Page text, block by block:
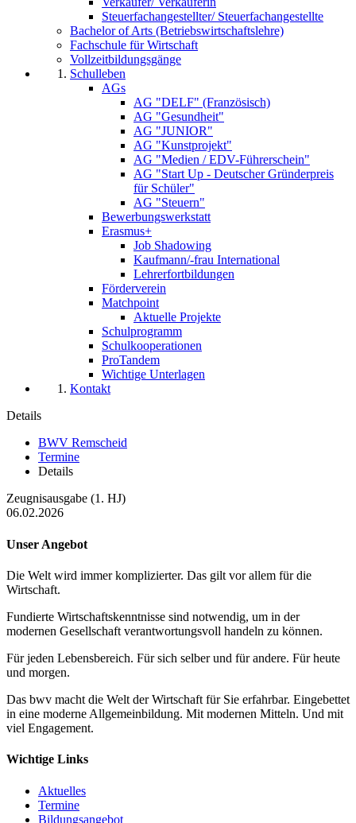
Steuerfachangestellter/ Steuerfachangestellte
Bachelor of Arts (Betriebswirtschaftslehre)
Fachschule für Wirtschaft
Vollzeitbildungsgänge
Schulleben
AGs
AG "DELF" (Französisch)
AG "Gesundheit"
AG "JUNIOR"
AG "Kunstprojekt"
AG "Medien / EDV-Führerschein"
AG "Start Up - Deutscher Gründerpreis
für Schüler"
AG "Steuern"
Bewerbungswerkstatt
Erasmus+
Job Shadowing
Kaufmann/-frau International
Lehrerfortbildungen
Förderverein
Matchpoint
Aktuelle Projekte
Schulprogramm
Schulkooperationen
ProTandem
Wichtige Unterlagen
Kontakt
Details
BWV Remscheid
Termine
Details
Zeugnisausgabe (1. HJ)
06.02.2026
Unser Angebot
Die Welt wird immer komplizierter. Das gilt vor allem für die
Wirtschaft.
Fundierte Wirtschaftskenntnisse sind notwendig, um in der
modernen Gesellschaft verantwortungsvoll handeln zu können.
Für jeden Lebensbereich. Für sich selber und für andere. Für heute
und morgen.
Das bwv macht die Welt der Wirtschaft für Sie erfahrbar. Eingebettet
in eine moderne Allgemeinbildung. Mit modernen Mitteln. Und mit
viel Engagement.
Wichtige Links
Aktuelles
Termine
Bildungsangebot